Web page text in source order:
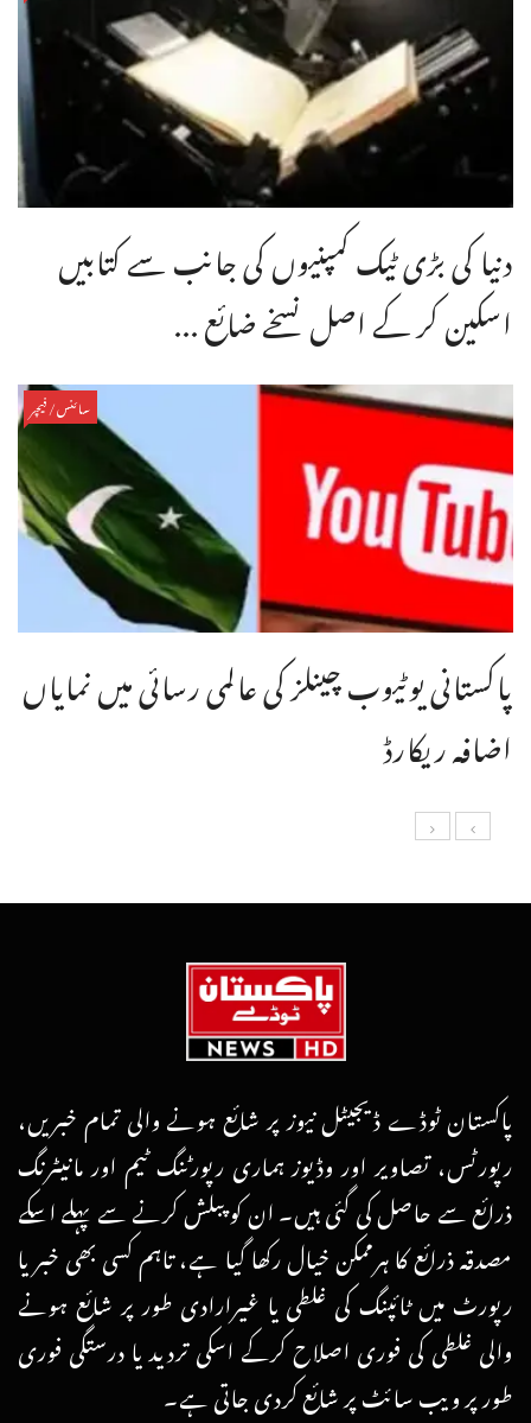
دنیا کی بڑی ٹیک کمپنیوں کی جانب سے کتابیں
اسکین کر کے اصل نسخے ضائع ...
سائنس/فیچر
پاکستانی یوٹیوب چینلز کی عالمی رسائی میں نمایاں
اضافہ ریکارڈ
پاکستان ٹوڈے ڈیجیٹل نیوز پر شائع ہونے والی تمام خبریں،
رپورٹس، تصاویر اور وڈیوز ہماری رپورٹنگ ٹیم اور مانیٹرنگ
ذرائع سے حاصل کی گئی ہیں۔ ان کو پبلش کرنے سے پہلے اسکے
مصدقہ ذرائع کا ہرممکن خیال رکھا گیا ہے، تاہم کسی بھی خبر یا
رپورٹ میں ٹائپنگ کی غلطی یا غیرارادی طور پر شائع ہونے
والی غلطی کی فوری اصلاح کرکے اسکی تردید یا درستگی فوری
طور پر ویب سائٹ پر شائع کردی جاتی ہے۔